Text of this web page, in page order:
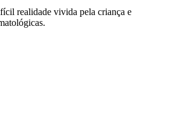
realidade vivida pela criança e